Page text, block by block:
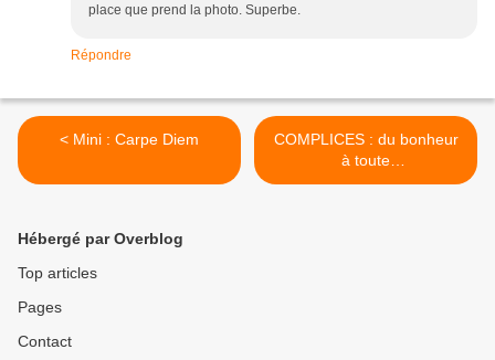
place que prend la photo. Superbe.
Répondre
< Mini : Carpe Diem
COMPLICES : du bonheur
à toute
heure...enfin...presque !! >
Hébergé par Overblog
Top articles
Pages
Contact